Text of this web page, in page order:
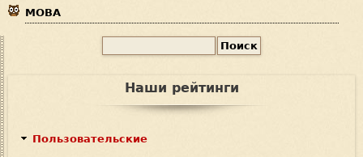
MOBA
Наши рейтинги
Пользовательские